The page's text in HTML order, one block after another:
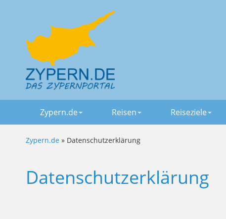
Zypern.de Reisen Reiseziele
Zypern.de » Datenschutzerklärung
Datenschutzerklärung